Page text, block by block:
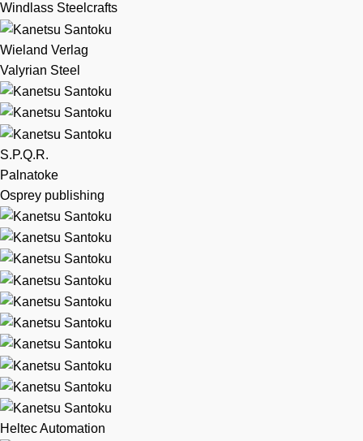
Windlass Steelcrafts
Wieland Verlag
Valyrian Steel
S.P.Q.R.
Palnatoke
Osprey publishing
Heltec Automation